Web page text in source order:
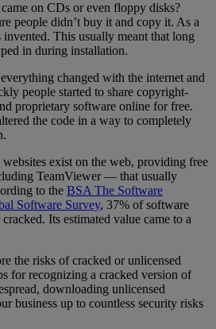
on CDs or even floppy disks?
people didn’t buy it and copy it. As a
This usually meant that long
in during installation.
changed with the internet and
people started to share copyright-
proprietary software online for free.
the code in a way to completely
exist on the web, providing free
TeamViewer — that usually
to the BSA The Software
Software Survey, 37% of software
Its estimated value came to a
the risks of cracked or unlicensed
for recognizing a cracked version of
downloading unlicensed
business up to countless security risks